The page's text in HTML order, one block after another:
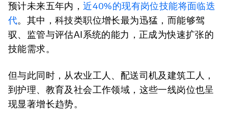
预计未来五年内，近40%的现有岗位技能将面临迭
代。其中，科技类职位增长最为迅猛，而能够驾
驭、监管与评估AI系统的能力，正成为快速扩张的
技能需求。
但与此同时，从农业工人、配送司机及建筑工人，
到护理、教育及社会工作领域，这些一线岗位也呈
现显著增长趋势。